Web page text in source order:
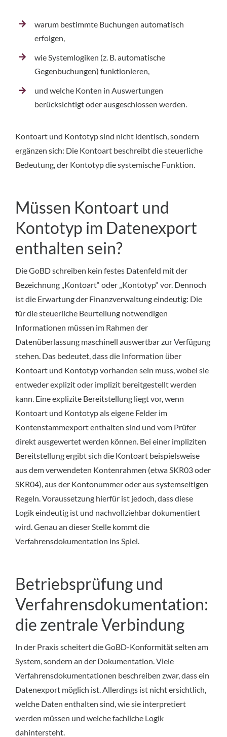
warum bestimmte Buchungen automatisch
erfolgen,
wie Systemlogiken (z. B. automatische
Gegenbuchungen) funktionieren,
und welche Konten in Auswertungen
berücksichtigt oder ausgeschlossen werden.
Kontoart und Kontotyp sind nicht identisch, sondern
ergänzen sich: Die Kontoart beschreibt die steuerliche
Bedeutung, der Kontotyp die systemische Funktion.
Müssen Kontoart und
Kontotyp im Datenexport
enthalten sein?
Die GoBD schreiben kein festes Datenfeld mit der
Bezeichnung „Kontoart“ oder „Kontotyp“ vor. Dennoch
ist die Erwartung der Finanzverwaltung eindeutig: Die
für die steuerliche Beurteilung notwendigen
Informationen müssen im Rahmen der
Datenüberlassung maschinell auswertbar zur Verfügung
stehen. Das bedeutet, dass die Information über
Kontoart und Kontotyp vorhanden sein muss, wobei sie
entweder explizit oder implizit bereitgestellt werden
kann. Eine explizite Bereitstellung liegt vor, wenn
Kontoart und Kontotyp als eigene Felder im
Kontenstammexport enthalten sind und vom Prüfer
direkt ausgewertet werden können. Bei einer impliziten
Bereitstellung ergibt sich die Kontoart beispielsweise
aus dem verwendeten Kontenrahmen (etwa SKR03 oder
SKR04), aus der Kontonummer oder aus systemseitigen
Regeln. Voraussetzung hierfür ist jedoch, dass diese
Logik eindeutig ist und nachvollziehbar dokumentiert
wird. Genau an dieser Stelle kommt die
Verfahrensdokumentation ins Spiel.
Betriebsprüfung und
Verfahrensdokumentation:
die zentrale Verbindung
In der Praxis scheitert die GoBD-Konformität selten am
System, sondern an der Dokumentation. Viele
Verfahrensdokumentationen beschreiben zwar, dass ein
Datenexport möglich ist. Allerdings ist nicht ersichtlich,
welche Daten enthalten sind, wie sie interpretiert
werden müssen und welche fachliche Logik
dahintersteht.